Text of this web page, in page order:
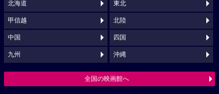
北海道 東北
甲信越 北陸
中国 四国
九州 沖縄
全国の映画館へ